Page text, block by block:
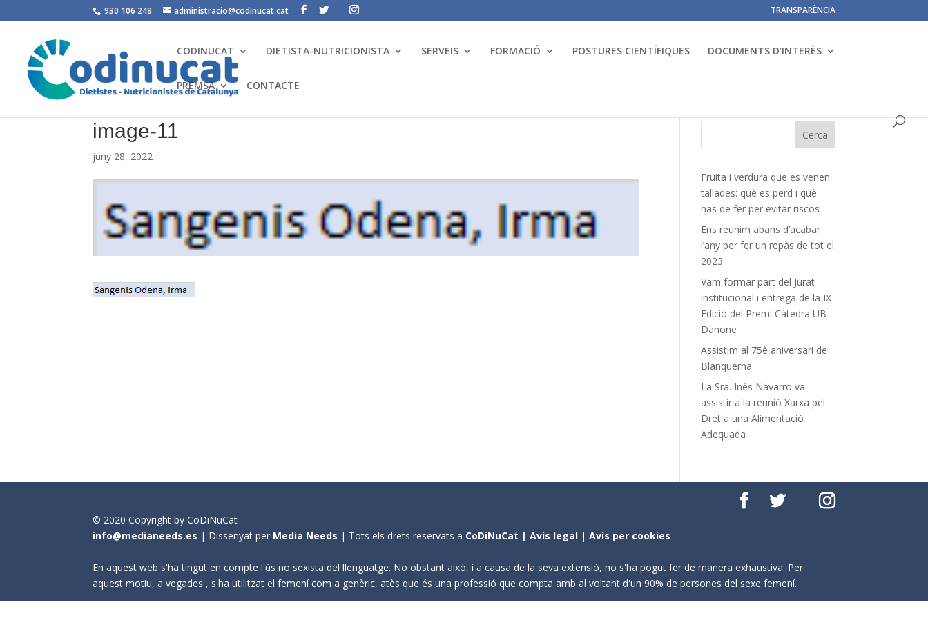
930 106 248 administracio@codinucat.cat TRANSPARÈNCIA
CODINUCAT DIETISTA-NUTRICIONISTA SERVEIS FORMACIÓ POSTURES CIENTÍFIQUES DOCUMENTS D’INTERÈS
PREMSA CONTACTE
image-11
juny 28, 2022
Fruita i verdura que es venen
tallades: què es perd i què
has de fer per evitar riscos
Ens reunim abans d’acabar
l’any per fer un repàs de tot el
2023
Vam formar part del Jurat
institucional i entrega de la IX
Edició del Premi Càtedra UB-
Danone
Assistim al 75è aniversari de
Blanquerna
La Sra. Inés Navarro va
assistir a la reunió Xarxa pel
Dret a una Alimentació
Adequada
© 2020 Copyright by CoDiNuCat
info@medianeeds.es | Dissenyat per Media Needs | Tots els drets reservats a CoDiNuCat |Avís legal |Avís per cookies
En aquest web s'ha tingut en compte l'ús no sexista del llenguatge. No obstant això, i a causa de la seva extensió, no s'ha pogut fer de manera exhaustiva. Per
aquest motiu, a vegades , s'ha utilitzat el femení com a genèric, atès que és una professió que compta amb al voltant d'un 90% de persones del sexe femení.